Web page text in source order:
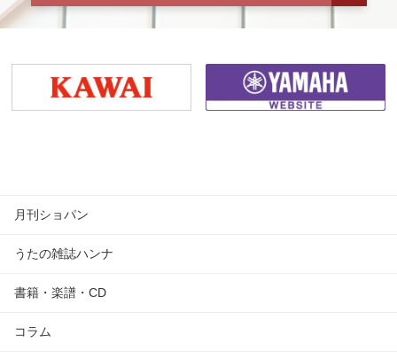
月刊ショパン
うたの雑誌ハンナ
書籍・楽譜・CD
コラム